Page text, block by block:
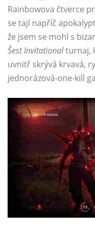
Rainbowova čtverce
se tají napříč
že jsem se mohl s
Šest Invitationalturnaj,
uvnitř skrývá krvavá,
jednorázová-one-kill